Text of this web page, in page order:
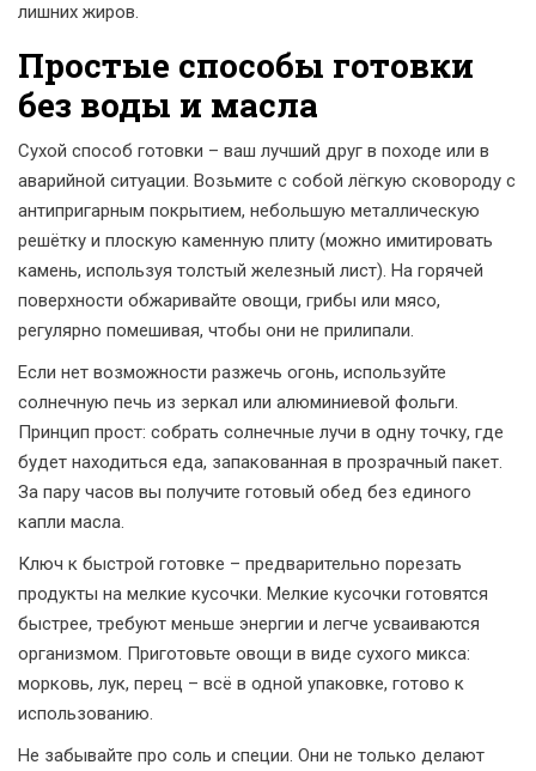
лишних жиров.
Простые способы готовки
без воды и масла
Сухой способ готовки – ваш лучший друг в походе или в
аварийной ситуации. Возьмите с собой лёгкую сковороду с
антипригарным покрытием, небольшую металлическую
решётку и плоскую каменную плиту (можно имитировать
камень, используя толстый железный лист). На горячей
поверхности обжаривайте овощи, грибы или мясо,
регулярно помешивая, чтобы они не прилипали.
Если нет возможности разжечь огонь, используйте
солнечную печь из зеркал или алюминиевой фольги.
Принцип прост: собрать солнечные лучи в одну точку, где
будет находиться еда, запакованная в прозрачный пакет.
За пару часов вы получите готовый обед без единого
капли масла.
Ключ к быстрой готовке – предварительно порезать
продукты на мелкие кусочки. Мелкие кусочки готовятся
быстрее, требуют меньше энергии и легче усваиваются
организмом. Приготовьте овощи в виде сухого микса:
морковь, лук, перец – всё в одной упаковке, готово к
использованию.
Не забывайте про соль и специи. Они не только делают